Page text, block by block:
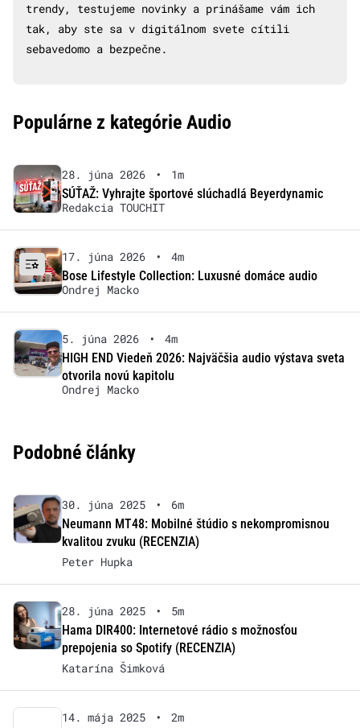
trendy, testujeme novinky a prinášame vám ich
tak, aby ste sa v digitálnom svete cítili
sebavedomo a bezpečne.
Populárne z kategórie Audio
28. júna 2026 •
1m
SÚŤAŽ: Vyhrajte športové slúchadlá Beyerdynamic
Redakcia TOUCHIT
17. júna 2026 •
4m
Bose Lifestyle Collection: Luxusné domáce audio
Ondrej Macko
5. júna 2026 •
4m
HIGH END Viedeň 2026: Najväčšia audio výstava sveta
otvorila novú kapitolu
Ondrej Macko
Podobné články
30. júna 2025 •
6m
Neumann MT48: Mobilné štúdio s nekompromisnou
kvalitou zvuku (RECENZIA)
Peter Hupka
28. júna 2025 •
5m
Hama DIR400: Internetové rádio s možnosťou
prepojenia so Spotify (RECENZIA)
Katarína Šimková
14. mája 2025 •
2m